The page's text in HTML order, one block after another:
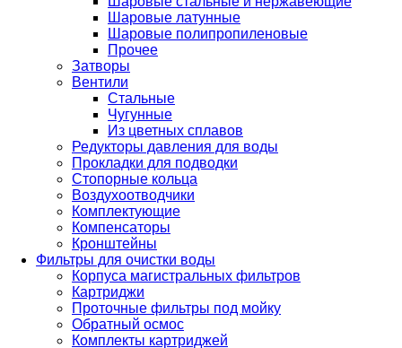
Шаровые латунные
Шаровые полипропиленовые
Прочее
Затворы
Вентили
Стальные
Чугунные
Из цветных сплавов
Редукторы давления для воды
Прокладки для подводки
Стопорные кольца
Воздухоотводчики
Комплектующие
Компенсаторы
Кронштейны
Фильтры для очистки воды
Корпуса магистральных фильтров
Картриджи
Проточные фильтры под мойку
Обратный осмос
Комплекты картриджей